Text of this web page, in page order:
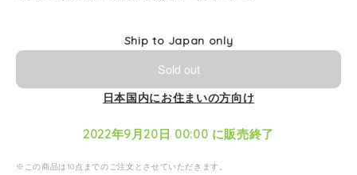
Ship to Japan only
Sold out
日本国内にお住まいの方向け
2022年9月20日 00:00 に販売終了
※この商品は10点までのご注文とさせていただきます。